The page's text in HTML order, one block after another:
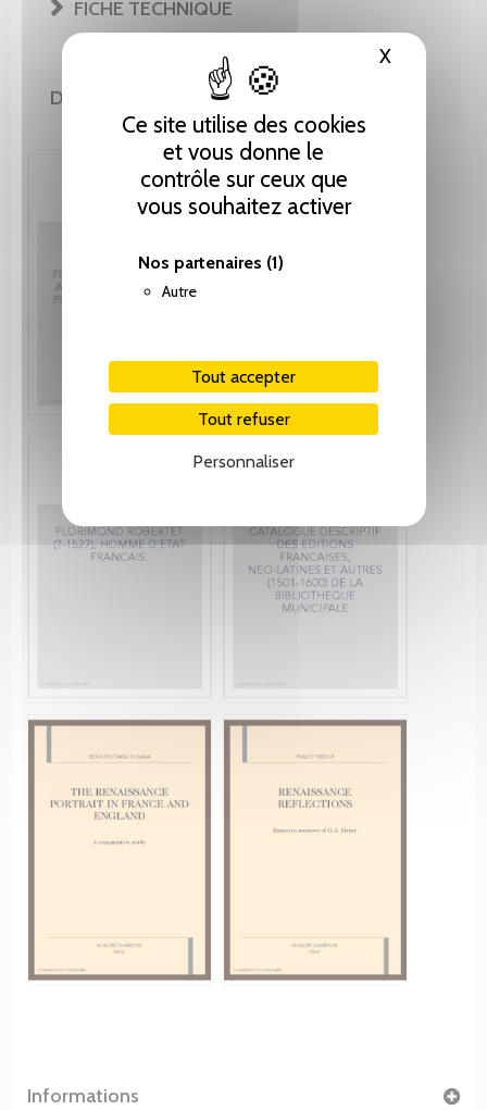
Ce site utilise des cookies
et vous donne le
contrôle sur ceux que
vous souhaitez activer
Nos partenaires (1)
Autre
Tout accepter
Tout refuser
Personnaliser
XMasquer
FICHE TECHNIQUE
DE LA MÊME COLLECTION
Informations